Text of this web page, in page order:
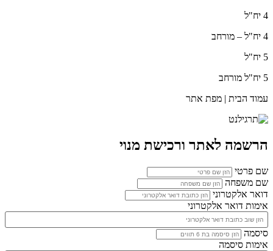
4 יח"ל
4 יח"ל – מורחב
5 יח"ל
5 יח"ל מורחב
עמוד הבית | מפת אתר
הרשמה לאתר ורכישת מנוי
שם פרטי
שם משפחה
דואר אלקטרוני
אימות דואר אלקטרוני
סיסמה
אימות סיסמה